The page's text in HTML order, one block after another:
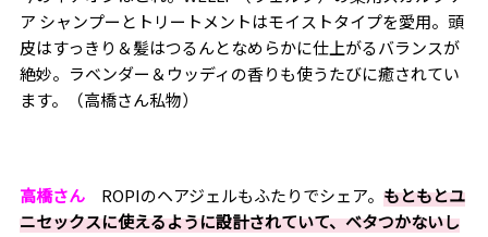
ア シャンプーとトリートメントはモイストタイプを愛用。頭
皮はすっきり＆髪はつるんとなめらかに仕上がるバランスが
絶妙。ラベンダー＆ウッディの香りも使うたびに癒されてい
ます。（高橋さん私物）
高橋さん ROPIのヘアジェルもふたりでシェア。 もともとユ
ニセックスに使えるように設計されていて、ベタつかないし